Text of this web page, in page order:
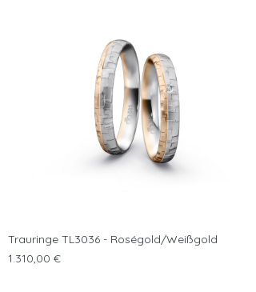
Trauringe TL3036 - Roségold/Weißgold
Preis
1.310,00 €